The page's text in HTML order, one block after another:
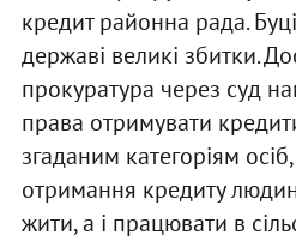
кредит районна рада.
державі великі збитки.
прокуратура через суд
права отримувати
згаданим категоріям
отримання кредиту
жити, а і працювати в